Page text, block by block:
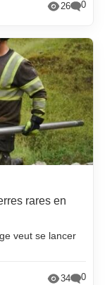
26 0
rares en
veut se lancer
34 0